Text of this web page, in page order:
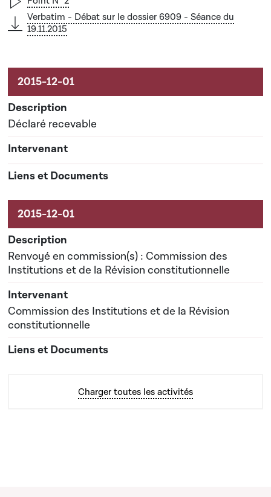
Verbatim - Débat sur le dossier 6909 - Séance du
19.11.2015
Déclaré recevable
Renvoyé en commission(s) : Commission des
Institutions et de la Révision constitutionnelle
Commission des Institutions et de la Révision
constitutionnelle
Charger toutes les activités